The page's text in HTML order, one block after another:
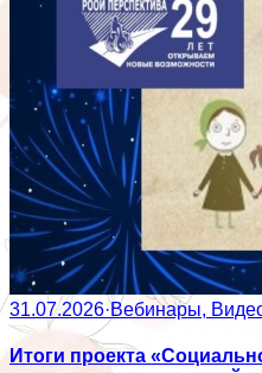
31.07.2026·Вебинары,
Итоги проекта